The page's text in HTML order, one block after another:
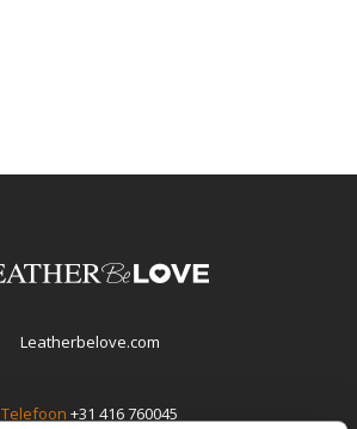
Leatherbelove.com
Telefoon +31 416 760045